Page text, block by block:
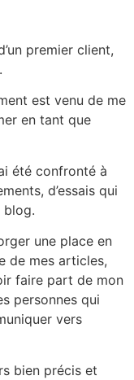
premier client,
est venu de me
en tant que
été confronté à
d’essais qui
blog.
une place en
de mes articles,
faire part de mon
personnes qui
vers
bien précis et